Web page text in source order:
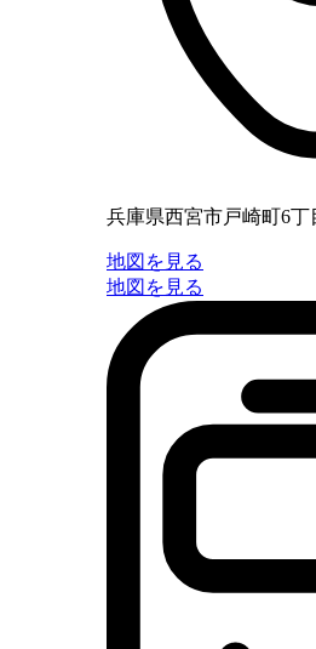
兵庫県西宮市戸崎町6丁
地図を見る
地図を見る